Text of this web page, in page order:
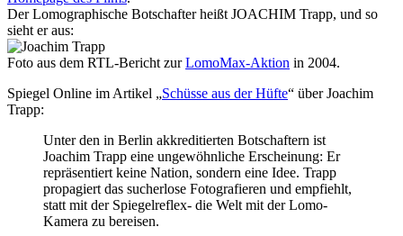
Der Lomographische Botschafter heißt JOACHIM Trapp, und so
sieht er aus:
Foto aus dem RTL-Bericht zurLomoMax-Aktion in 2004.
Spiegel Online im Artikel „Schüsse aus der Hüfte“ über Joachim
Trapp:
Unter den in Berlin akkreditierten Botschaftern ist
Joachim Trapp eine ungewöhnliche Erscheinung: Er
repräsentiert keine Nation, sondern eine Idee. Trapp
propagiert das sucherlose Fotografieren und empfiehlt,
statt mit der Spiegelreflex- die Welt mit der Lomo-
Kamera zu bereisen.